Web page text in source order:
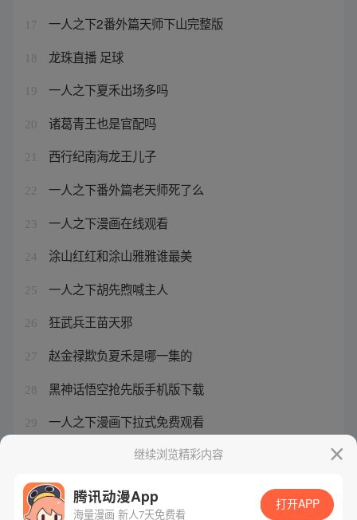
17 一人之下2番外篇天师下山完整版
18 龙珠直播 足球
19 一人之下夏禾出场多吗
20 诸葛青王也是官配吗
21 西行纪南海龙王儿子
22 一人之下番外篇老天师死了么
23 一人之下漫画在线观看
24 涂山红红和涂山雅雅谁最美
25 一人之下胡先煦喊主人
26 狂武兵王苗天邪
27 赵金禄欺负夏禾是哪一集的
28 黑神话悟空抢先版手机版下载
29 一人之下漫画下拉式免费观看
继续浏览精彩内容
腾讯动漫App
海量漫画 新人7天免费看
打开APP